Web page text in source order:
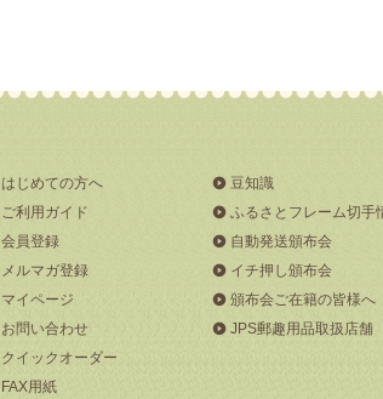
はじめての方へ
ご利用ガイド
会員登録
メルマガ登録
マイページ
お問い合わせ
クイックオーダー
FAX用紙
豆知識
ふるさとフレーム切手
自動発送頒布会
イチ押し頒布会
頒布会ご在籍の皆様へ
JPS郵趣用品取扱店舗